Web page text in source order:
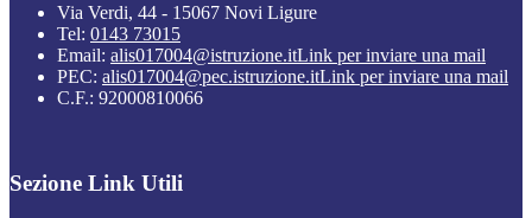
Via Verdi, 44 - 15067 Novi Ligure
Tel: 0143 73015
Email: alis017004@istruzione.itLink per inviare una mail
PEC: alis017004@pec.istruzione.itLink per inviare una mail
C.F.: 92000810066
Sezione Link Utili